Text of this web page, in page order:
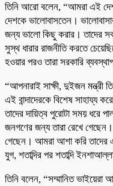
তিনি আরো বলেন, “আমরা এই
দেশকে ভালোবাসতেন।
জন্য ভালো কিছু করার। তাদের
সুস্থ ধারার রাজনীতি করতে
হওয়ার পরও তারা সরকারি
“আপনারাই সাক্ষী, দুইজন মন্ত্রী
এই বান্দাদেরকে বিশেষ সাহায্য
তাদের দায়িত্ব পুরোটা সময় ধরে
জনগণের জন্য তারা রেখে গেছেন।
গেছেন। আমরা আশা করি তাদের
যুগ, শতাব্দির পর শতাব্দি
তিনি বলেন, “সম্মানিত ভাইয়েরা